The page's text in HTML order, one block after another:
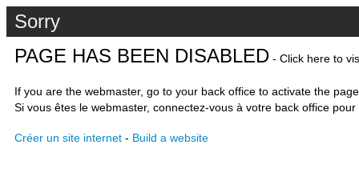
Sorry
PAGE HAS BEEN DISABLED - Click here to
If you are the webmaster, go to your back office to activate the
Si vous êtes le webmaster, connectez-vous à votre back office
Créer un site internet - Build a website